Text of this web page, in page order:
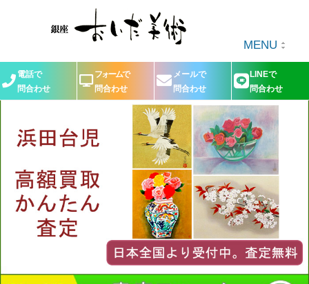
MENU
電話で
問合わせ
フォームで
問合わせ
メールで
問合わせ
LINEで
問合わせ